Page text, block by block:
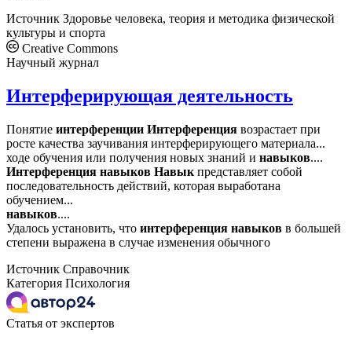
Источник Здоровье человека, теория и методика физической
культуры и спорта
Creative Commons
Научный журнал
Интерферирующая деятельность
Понятие интерференции Интерференция возрастает при
росте качества заучивания интерферирующего материала...
ходе обучения или получения новых знаний и навыков....
Интерференция навыков Навык представляет собой
последовательность действий, которая выработана
обучением...
навыков....
Удалось установить, что интерференция навыков в большей
степени выражена в случае изменения обычного
Источник Справочник
Категория Психология
Статья от экспертов